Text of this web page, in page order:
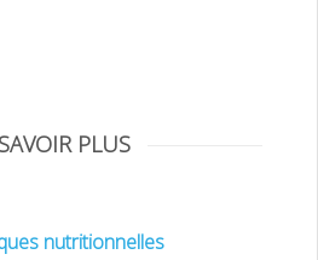
PLUS
nutritionnelles